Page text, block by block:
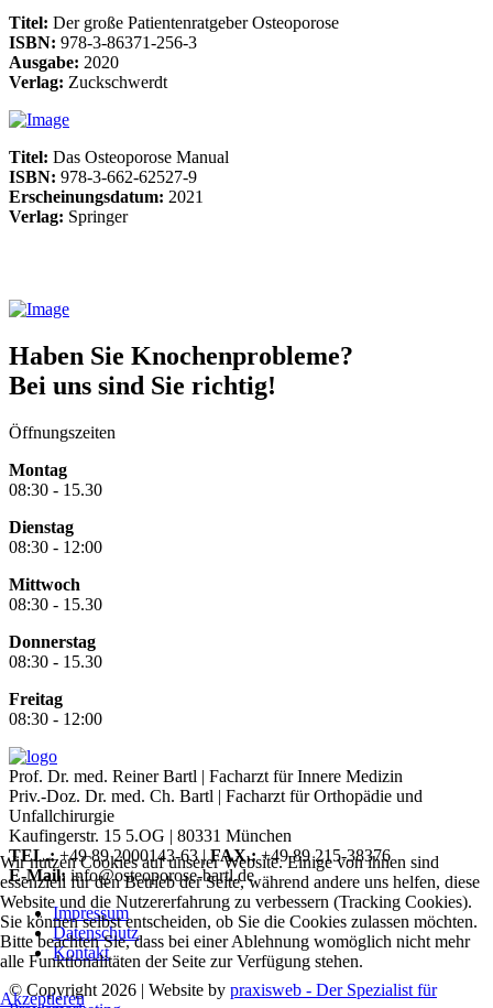
Titel: Der große Patientenratgeber Osteoporose
ISBN: 978-3-86371-256-3
Ausgabe: 2020
Verlag: Zuckschwerdt
Titel: Das Osteoporose Manual
ISBN: 978-3-662-62527-9
Erscheinungsdatum: 2021
Verlag: Springer
Haben Sie Knochenprobleme?
Bei uns sind Sie richtig!
Öffnungszeiten
Montag
08:30 - 15.30
Dienstag
08:30 - 12:00
Mittwoch
08:30 - 15.30
Donnerstag
08:30 - 15.30
Freitag
08:30 - 12:00
Prof. Dr. med. Reiner Bartl | Facharzt für Innere Medizin
Priv.-Doz. Dr. med. Ch. Bartl | Facharzt für Orthopädie und
Unfallchirurgie
Kaufingerstr. 15 5.OG | 80331 München
TEL.:+49 89 2000143-63 |FAX.:+49 89 215-38376
E-Mail: info@osteoporose-bartl.de
Impressum
Datenschutz
Kontakt
© Copyright 2026 | Website by praxisweb - Der Spezialist für
Wir nutzen Cookies auf unserer Website. Einige von ihnen sind
essenziell für den Betrieb der Seite, während andere uns helfen, diese
Website und die Nutzererfahrung zu verbessern (Tracking Cookies).
Sie können selbst entscheiden, ob Sie die Cookies zulassen möchten.
Bitte beachten Sie, dass bei einer Ablehnung womöglich nicht mehr
alle Funktionalitäten der Seite zur Verfügung stehen.
Akzeptieren